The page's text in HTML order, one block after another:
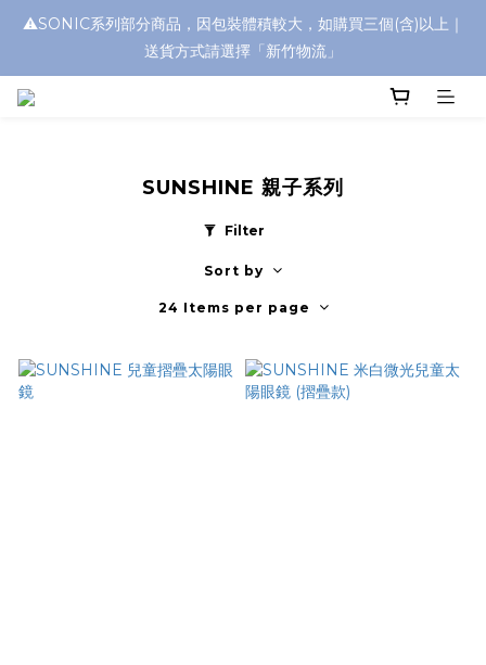
浮水太陽眼鏡🌊 全面升級新上市🎉
⚠️SONIC系列部分商品，因包裝體積較大，如購買三個(含)以上｜
送貨方式請選擇「新竹物流」
SUNSHINE 親子系列
Filter
Sort by
24 Items per page